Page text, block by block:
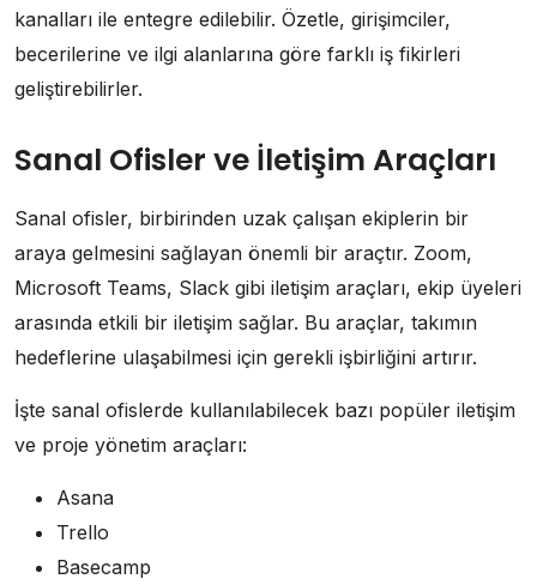
kanalları ile entegre edilebilir. Özetle, girişimciler,
becerilerine ve ilgi alanlarına göre farklı iş fikirleri
geliştirebilirler.
Sanal Ofisler ve İletişim Araçları
Sanal ofisler, birbirinden uzak çalışan ekiplerin bir
araya gelmesini sağlayan önemli bir araçtır. Zoom,
Microsoft Teams, Slack gibi iletişim araçları, ekip üyeleri
arasında etkili bir iletişim sağlar. Bu araçlar, takımın
hedeflerine ulaşabilmesi için gerekli işbirliğini artırır.
İşte sanal ofislerde kullanılabilecek bazı popüler iletişim
ve proje yönetim araçları:
Asana
Trello
Basecamp